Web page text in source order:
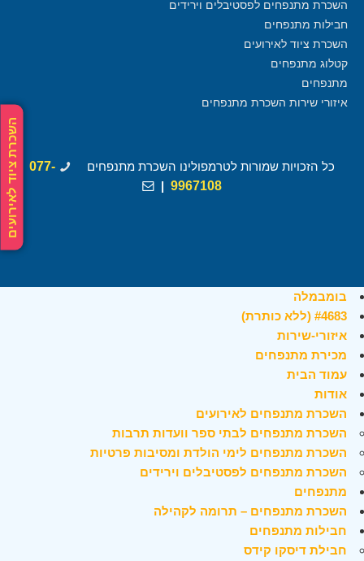
השכרת ציוד לאירועים
השכרת מתנפחים לפסטיבלים וירידים
חבילות מתנפחים
השכרת ציוד לאירועים
קטלוג מתנפחים
מתנפחים
איזורי שירות השכרת מתנפחים
כל הזכויות שמורות לטרמפולינו השכרת מתנפחים
077-
9967108
|
בומבמלה
#4683 (ללא כותרת)
איזורי-שירות
מכירת מתנפחים
עמוד הבית
אודות
השכרת מתנפחים לאירועים
השכרת מתנפחים לבתי ספר וועדות תרבות
השכרת מתנפחים לימי הולדת ומסיבות פרטיות
השכרת מתנפחים לפסטיבלים וירידים
מתנפחים
השכרת מתנפחים – תרומה לקהילה
חבילות מתנפחים
חבילת דיסקו קידס